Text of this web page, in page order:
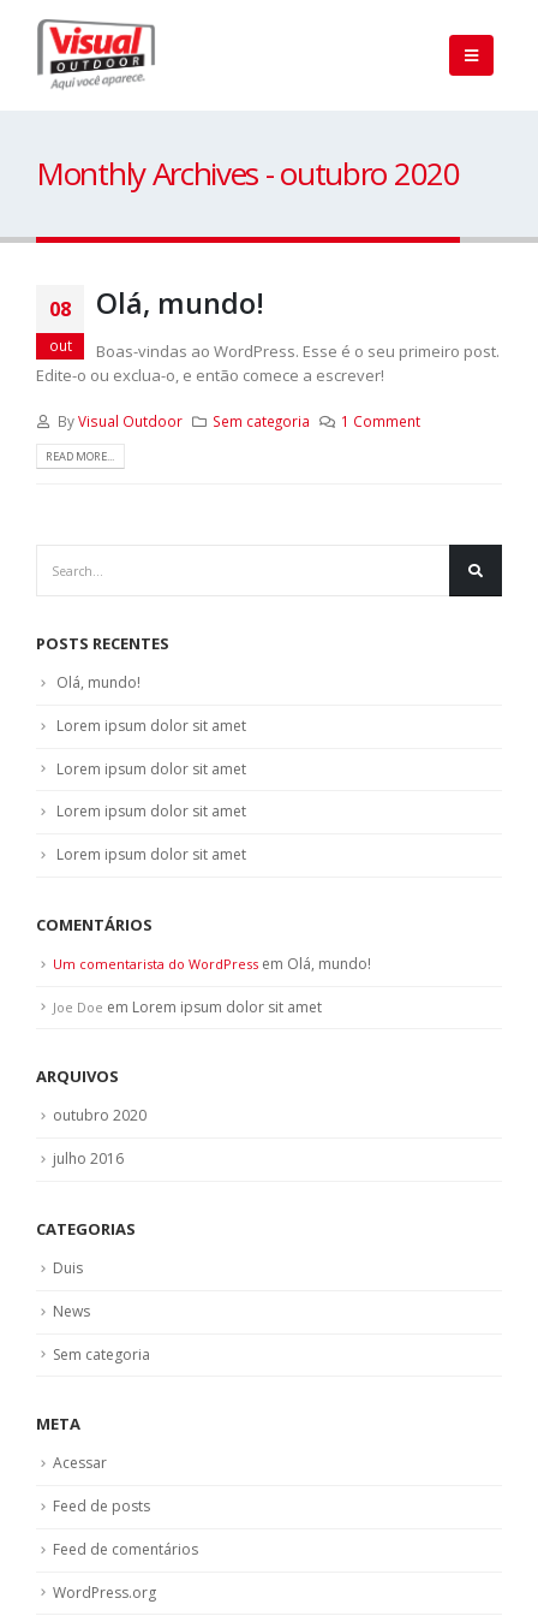
Monthly Archives - outubro 2020
08
out
Olá, mundo!
Boas-vindas ao WordPress. Esse é o seu primeiro post.
Edite-o ou exclua-o, e então comece a escrever!
ByVisual Outdoor Sem categoria 1 Comment
READ MORE...
POSTS RECENTES
Olá, mundo!
Lorem ipsum dolor sit amet
Lorem ipsum dolor sit amet
Lorem ipsum dolor sit amet
Lorem ipsum dolor sit amet
COMENTÁRIOS
Um comentarista do WordPress em Olá, mundo!
Joe Doe em Lorem ipsum dolor sit amet
ARQUIVOS
outubro 2020
julho 2016
CATEGORIAS
Duis
News
Sem categoria
META
Acessar
Feed de posts
Feed de comentários
WordPress.org